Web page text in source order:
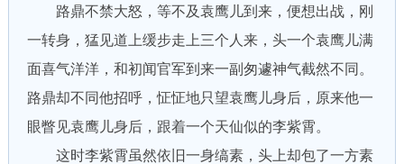
路鼎不禁大怒，等不及袁鹰儿到来，便想出战，刚
一转身，猛见道上缓步走上三个人来，头一个袁鹰儿满
面喜气洋洋，和初闻官军到来一副匆遽神气截然不同。
路鼎却不同他招呼，怔怔地只望袁鹰儿身后，原来他一
眼瞥见袁鹰儿身后，跟着一个天仙似的李紫霄。
这时李紫霄虽然依旧一身缟素，头上却包了一方素